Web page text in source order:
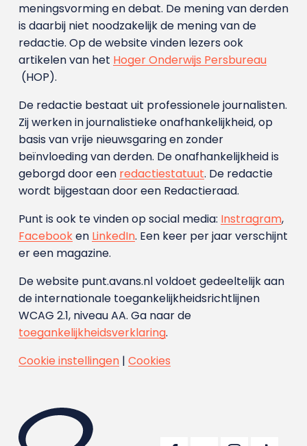
meningsvorming en debat. De mening van derden
is daarbij niet noodzakelijk de mening van de
redactie. Op de website vinden lezers ook
artikelen van het Hoger Onderwijs Persbureau
(HOP).
De redactie bestaat uit professionele journalisten.
Zij werken in journalistieke onafhankelijkheid, op
basis van vrije nieuwsgaring en zonder
beïnvloeding van derden. De onafhankelijkheid is
geborgd door een redactiestatuut. De redactie
wordt bijgestaan door een Redactieraad.
Punt is ook te vinden op social media: Instragram,
Facebooken LinkedIn. Een keer per jaar verschijnt
er een magazine.
De website punt.avans.nl voldoet gedeeltelijk aan
de internationale toegankelijkheidsrichtlijnen
WCAG 2.1, niveau AA. Ga naar de
toegankelijkheidsverklaring.
Cookie instellingen| Cookies